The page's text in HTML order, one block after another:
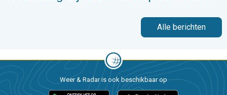
Alle berichten
Weer & Radar is ook beschikbaar op